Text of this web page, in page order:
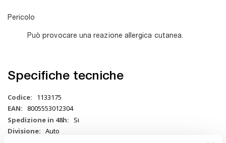
Pericolo
Può provocare una reazione allergica cutanea.
Specifiche tecniche
Maggiori
Informazioni
1133175
8005553012304
Si
Auto